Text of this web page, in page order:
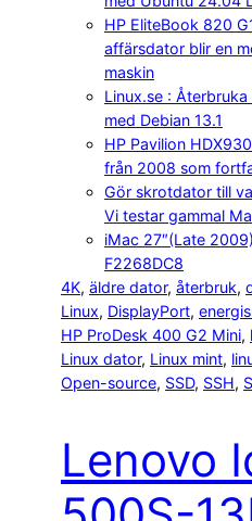
HP EliteBook 820
affärsdator blir en
maskin
Linux.se :
med Debian 13.1
HP Pavilion
från 2008 som
Gör skrotdator till
Vi testar gammal
iMac 27″(Late
F2268DC8
4K, äldre dator, återbruk,
Linux, DisplayPort,
HP ProDesk 400 G2 Mini,
Linux dator, Linux mint,
Open-source, SSD, SSH,
Lenovo